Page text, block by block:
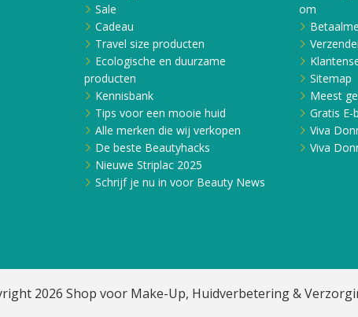
Sale
Cadeau
Travel size producten
Ecologische en duurzame
producten
Kennisbank
Tips voor een mooie huid
Alle merken die wij verkopen
De beste Beautyhacks
Nieuwe Striplac 2025
Schrijf je nu in voor Beauty News
om
Sitemap
Meest
Gratis E-
Viva
Viva
2026 Shop voor Make-Up, Huidverbetering &